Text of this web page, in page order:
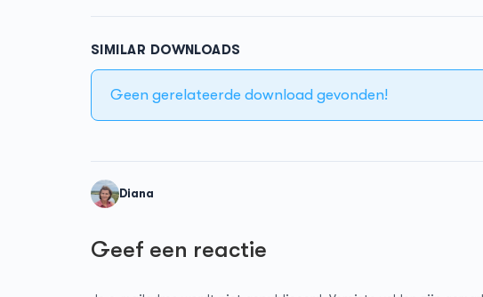
SIMILAR DOWNLOADS
Geen gerelateerde download gevonden!
Diana
Geef een reactie